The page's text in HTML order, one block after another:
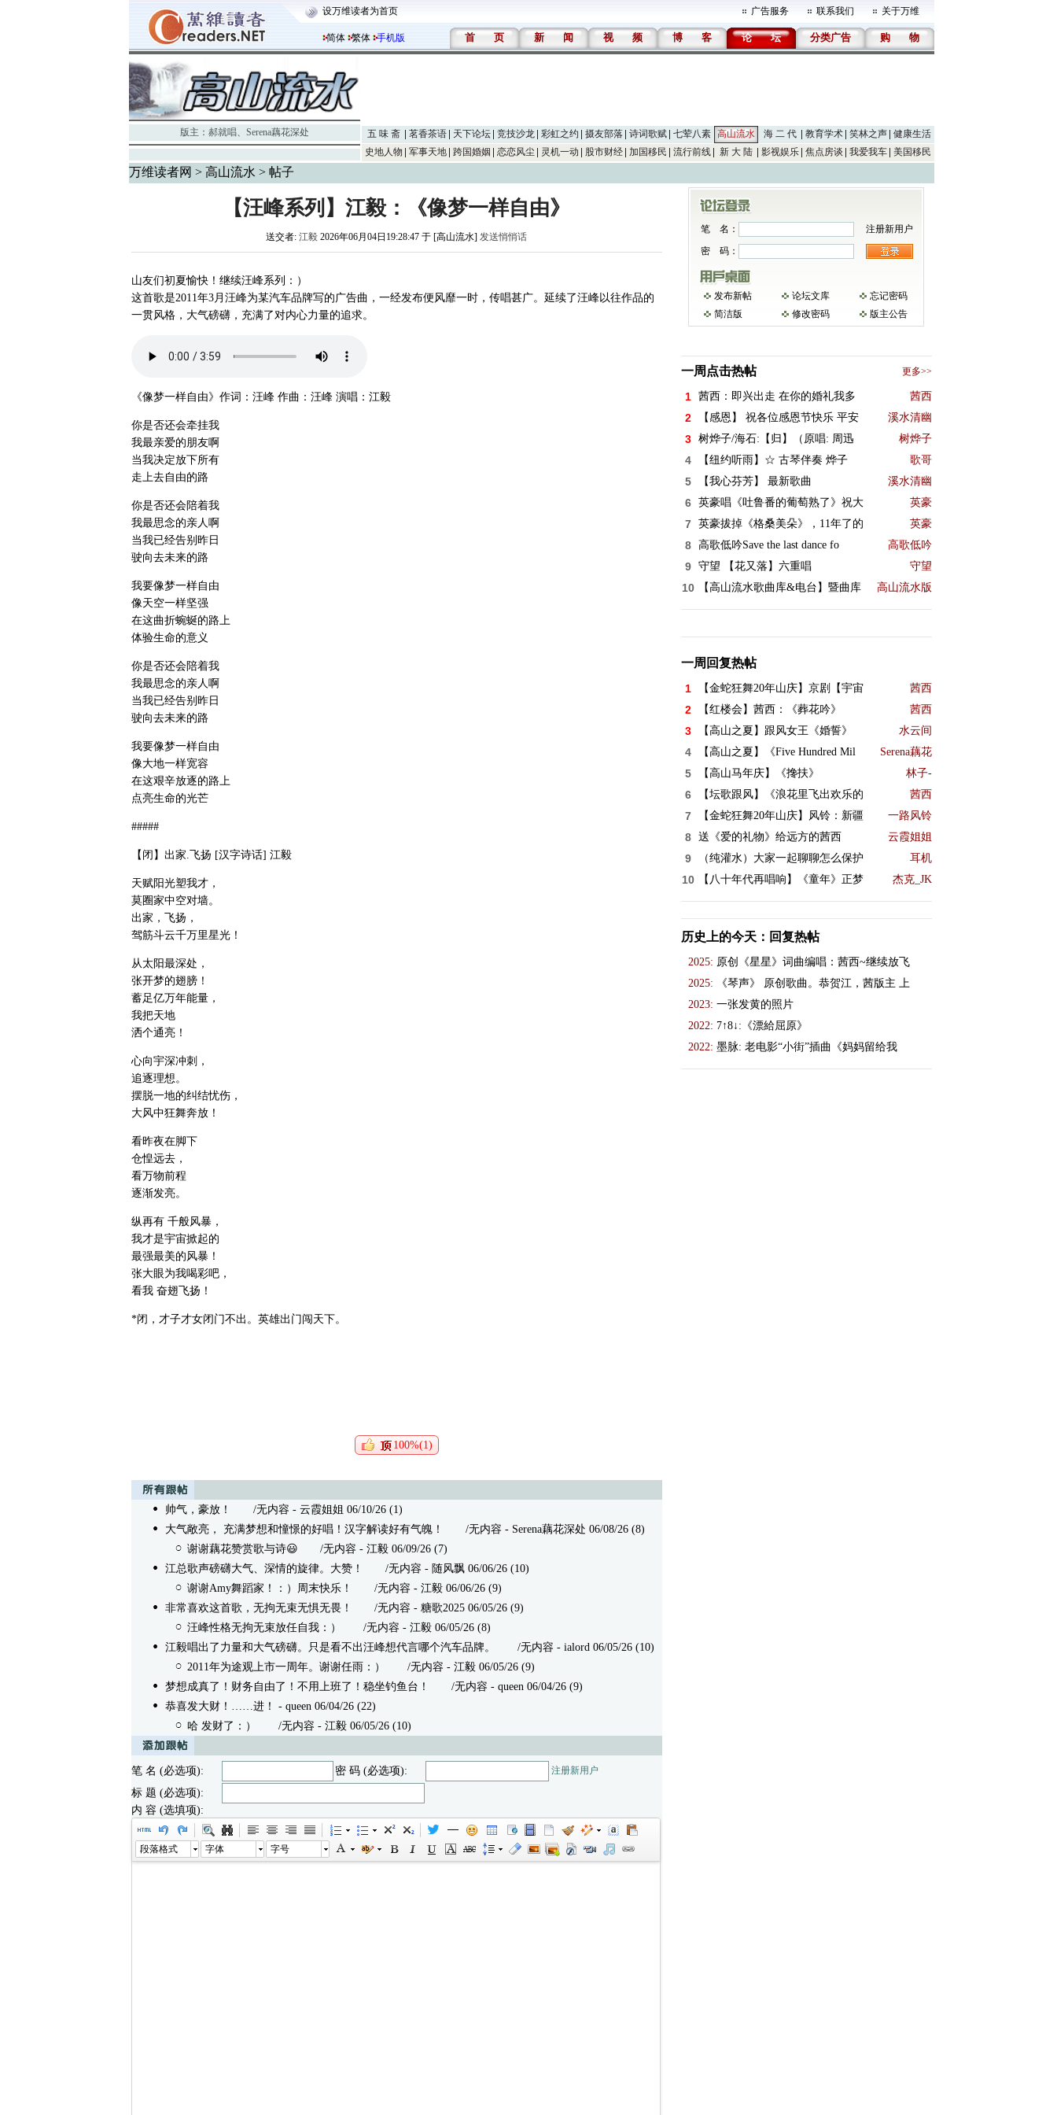
设万维读者为首页 广告服务 联系我们 关于万维
简体 繁体 手机版 首 页 新 闻 视 频 博 客 论 坛 分类广告 购 物
版主： 郝就唱、 Serena藕花深处 五 味 斋 茗香茶语 天下论坛 竞技沙龙 彩虹之约 摄友部落 诗词歌赋 七荤八素 高山流水 海 二 代 教育学术 笑林之声
健康生活
史地人物
军事天地 跨国婚姻 恋恋风尘 灵机一动 股市财经 加国移民 流行前线 新 大 陆 影视娱乐 焦点房谈 我爱我车 美国移民
万维读者网 > 高山流水 > 帖子
【汪峰系列】江毅：《像梦一样自由》
送交者: 江毅 2026年06月04日19:28:47 于 [高山流水] 发送悄悄话
山友们初夏愉快！继续汪峰系列：）
这首歌是2011年3月汪峰为某汽车品牌写的广告曲，一经发布便风靡一时，传唱甚广。延续了汪峰以往作品的
一贯风格，大气磅礴，充满了对内心力量的追求。
《像梦一样自由》作词：汪峰 作曲：汪峰 演唱：江毅
你是否还会牵挂我
我最亲爱的朋友啊
当我决定放下所有
走上去自由的路
你是否还会陪着我
我最思念的亲人啊
当我已经告别昨日
驶向去未来的路
我要像梦一样自由
像天空一样坚强
在这曲折蜿蜒的路上
体验生命的意义
你是否还会陪着我
我最思念的亲人啊
当我已经告别昨日
驶向去未来的路
我要像梦一样自由
像大地一样宽容
在这艰辛放逐的路上
点亮生命的光芒
#####
【闭】出家.飞扬 [汉字诗话] 江毅
天赋阳光塑我才，
莫圈家中空对墙。
出家，飞扬，
驾筋斗云千万里星光！
从太阳最深处，
张开梦的翅膀！
蓄足亿万年能量，
我把天地
洒个通亮！
心向宇深冲刺，
追逐理想。
摆脱一地的纠结忧伤，
大风中狂舞奔放！
看昨夜在脚下
仓惶远去，
看万物前程
逐渐发亮。
纵再有 千般风暴，
我才是宇宙掀起的
最强最美的风暴！
张大眼为我喝彩吧，
看我 奋翅飞扬！
*闭，才子才女闭门不出。英雄出门闯天下。
100%(1)
帅气，豪放！
/无内容 - 云霞姐姐 06/10/26 (1)
大气敞亮， 充满梦想和憧憬的好唱！汉字解读好有气魄！
/无内容 - Serena藕花深处 06/08/26 (8)
谢谢藕花赞赏歌与诗😃 /无内容 - 江毅 06/09/26 (7)
江总歌声磅礴大气、深情的旋律。大赞！
/无内容 - 随风飘 06/06/26 (10)
谢谢Amy舞蹈家！：）周末快乐！
/无内容 - 江毅 06/06/26 (9)
非常喜欢这首歌，无拘无束无惧无畏！
/无内容 - 糖歌2025 06/05/26 (9)
汪峰性格无拘无束放任自我：）
/无内容 - 江毅 06/05/26 (8)
江毅唱出了力量和大气磅礴。只是看不出汪峰想代言哪个汽车品牌。
/无内容 - ialord 06/05/26 (10)
2011年为途观上市一周年。谢谢任雨：）
/无内容 - 江毅 06/05/26 (9)
梦想成真了！财务自由了！不用上班了！稳坐钓鱼台！
/无内容 - queen 06/04/26 (9)
恭喜发大财！……进！
- queen 06/04/26 (22)
哈 发财了：）
/无内容 - 江毅 06/05/26 (10)
笔 名 (必选项): 密 码 (必选项): 注册新用户
标 题 (必选项):
内 容 (选填项):
段落格式 字体 字号
笔 名：
注册新用户
密 码：
发布新帖 论坛文库
忘记密码
简洁版
修改密码 版主公告
一周点击热帖 更多>>
1 茜西：即兴出走 在你的婚礼我多 茜西
2 【感恩】 祝各位感恩节快乐 平安 溪水清幽
3 树烨子/海石:【归】（原唱: 周迅 树烨子
4 【纽约听雨】☆ 古琴伴奏 烨子 歌哥
5 【我心芬芳】 最新歌曲 溪水清幽
6 英豪唱《吐鲁番的葡萄熟了》祝大 英豪
7 英豪拔掉《格桑美朵》，11年了的 英豪
8 高歌低吟Save the last dance fo 高歌低吟
9 守望 【花又落】六重唱 守望
10 【高山流水歌曲库&电台】暨曲库 高山流水版
一周回复热帖
1 【金蛇狂舞20年山庆】京剧【宇宙 茜西
2 【红楼会】茜西：《葬花吟》 茜西
3 【高山之夏】跟风女王《婚誓》 水云间
4 【高山之夏】《Five Hundred Mil Serena藕花
5 【高山马年庆】《搀扶》 林子-
6 【坛歌跟风】《浪花里飞出欢乐的 茜西
7 【金蛇狂舞20年山庆】风铃：新疆 一路风铃
8 送《爱的礼物》给远方的茜西 云霞姐姐
9 （纯灌水）大家一起聊聊怎么保护 耳机
10 【八十年代再唱响】《童年》正梦 杰克_JK
历史上的今天：回复热帖
2025: 原创《星星》词曲编唱：茜西~继续放飞
2025:
《琴声》 原创歌曲。恭贺江，茜版主 上
2023: 一张发黄的照片
2022: 7↑8↓:《漂給屈原》
2022: 墨脉: 老电影“小街”插曲《妈妈留给我